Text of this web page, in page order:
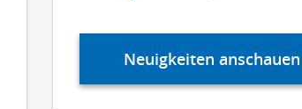
Neuigkeiten anschauen